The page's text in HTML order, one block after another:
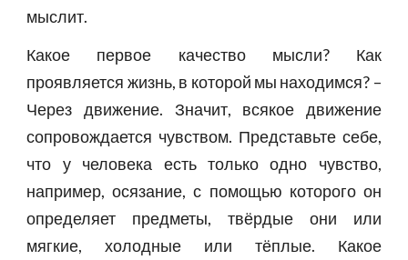
мыслит.
Какое первое качество мысли? Как
проявляется жизнь, в которой мы находимся? –
Через движение. Значит, всякое движение
сопровождается чувством. Представьте себе,
что у человека есть только одно чувство,
например, осязание, с помощью которого он
определяет предметы, твёрдые они или
мягкие, холодные или тёплые. Какое